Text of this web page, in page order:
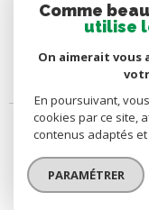
© 2026 | Tous
Comme
utilise
On aimerait vous
En poursuivant,
cookies par ce site,
contenus adaptés
PARAMÉTRER